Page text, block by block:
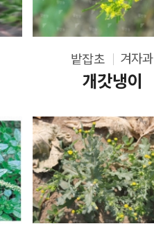
밭잡초 겨자과
개갓냉이